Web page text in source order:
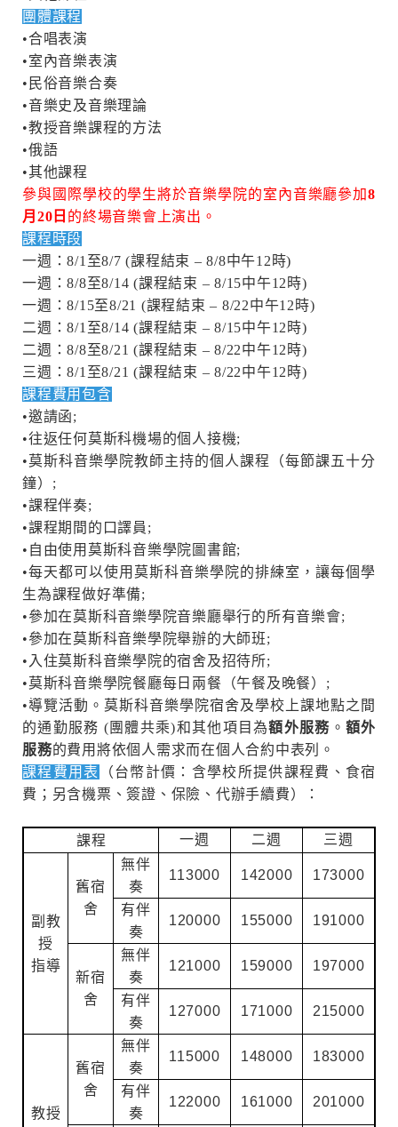
團體課程
•合唱表演
•室內音樂表演
•民俗音樂合奏
•音樂史及音樂理論
•教授音樂課程的方法
•俄語
•其他課程
參與國際學校的學生將於音樂學院的室內音樂廳參加8
月20日 的終場音樂會上演出。
課程時段
一週：8/1至8/7 (課程結束 – 8/8中午12時)
一週：8/8至8/14 (課程結束 – 8/15中午12時)
一週：8/15至8/21 (課程結束 – 8/22中午12時)
二週：8/1至8/14 (課程結束 – 8/15中午12時)
二週：8/8至8/21 (課程結束 – 8/22中午12時)
三週：8/1至8/21 (課程結束 – 8/22中午12時)
課程費用包含
•邀請函;
•往返任何莫斯科機場的個人接機;
•莫斯科音樂學院教師主持的個人課程（每節課五十分
鐘）;
•課程伴奏;
•課程期間的口譯員;
•自由使用莫斯科音樂學院圖書館;
•每天都可以使用莫斯科音樂學院的排練室，讓每個學
生為課程做好準備;
•參加在莫斯科音樂學院音樂廳舉行的所有音樂會;
•參加在莫斯科音樂學院舉辦的大師班;
•入住莫斯科音樂學院的宿舍及招待所;
•莫斯科音樂學院餐廳每日兩餐（午餐及晚餐）;
•導覽活動。莫斯科音樂學院宿舍及學校上課地點之間
的通勤服務 (團體共乘)和其他項目為額外服務 。 額外
服務的費用將依個人需求而在個人合約中表列。
課程費用表
（台幣計價：含學校所提供課程費、食宿
費；另含機票、簽證、保險、代辦手續費）：
課程 一週 二週 三週
副教
授
指導
舊宿
舍
無伴
奏
113000 142000 173000
有伴
奏
120000 155000 191000
新宿
舍
無伴
奏
121000 159000 197000
有伴
奏
127000 171000 215000
教授
舊宿
舍
無伴
奏
115000 148000 183000
有伴
奏
122000 161000 201000